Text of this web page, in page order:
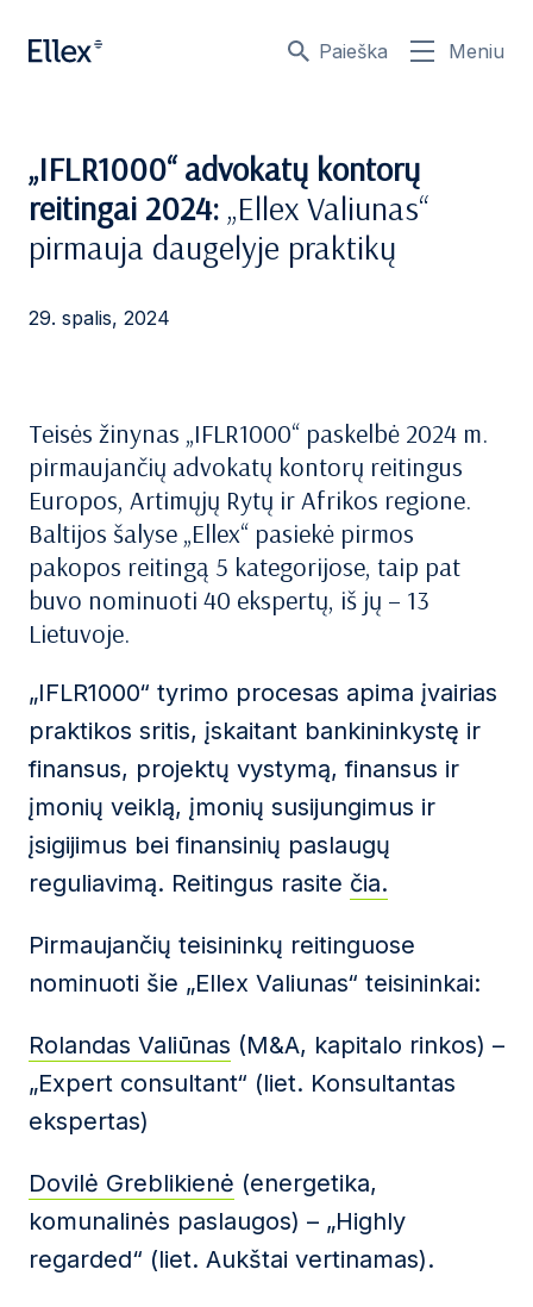
Paieška Meniu
„IFLR1000“ advokatų kontorų
reitingai 2024: „Ellex Valiunas“
pirmauja daugelyje praktikų
29. spalis, 2024
Teisės žinynas „IFLR1000“ paskelbė 2024 m.
pirmaujančių advokatų kontorų reitingus
Europos, Artimųjų Rytų ir Afrikos regione.
Baltijos šalyse „Ellex“ pasiekė pirmos
pakopos reitingą 5 kategorijose, taip pat
buvo nominuoti 40 ekspertų, iš jų – 13
Lietuvoje.
„IFLR1000“ tyrimo procesas apima įvairias
praktikos sritis, įskaitant bankininkystę ir
finansus, projektų vystymą, finansus ir
įmonių veiklą, įmonių susijungimus ir
įsigijimus bei finansinių paslaugų
reguliavimą. Reitingus rasite čia.
Pirmaujančių teisininkų reitinguose
nominuoti šie „Ellex Valiunas“ teisininkai:
Rolandas Valiūnas (M&A, kapitalo rinkos) –
„Expert consultant“ (liet. Konsultantas
ekspertas)
Dovilė Greblikienė (energetika,
komunalinės paslaugos) – „Highly
regarded“ (liet. Aukštai vertinamas).